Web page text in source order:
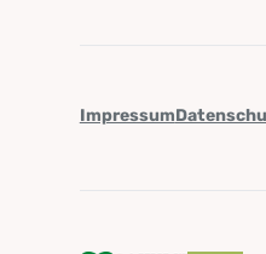
Impressum